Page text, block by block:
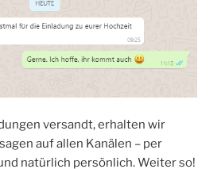
versandt, erhalten wir
auf allen Kanälen – per
natürlich persönlich. Weiter so!